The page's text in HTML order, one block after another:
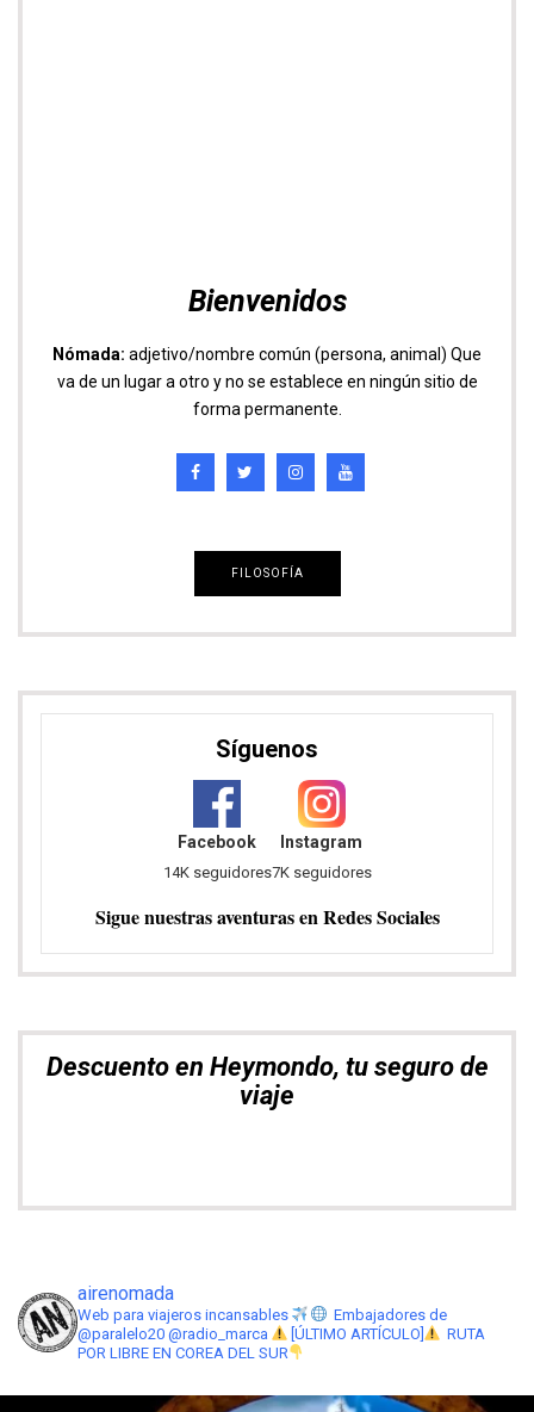
Bienvenidos
Nómada: adjetivo/nombre común (persona, animal) Que
va de un lugar a otro y no se establece en ningún sitio de
forma permanente.
FILOSOFÍA
Síguenos
Facebook
14K seguidores
Instagram
7K seguidores
Sigue nuestras aventuras en Redes Sociales
Descuento en Heymondo, tu seguro de
viaje
airenomada
Web para viajeros incansables
Embajadores de
@paralelo20 @radio_marca
[ÚLTIMO ARTÍCULO]
RUTA
POR LIBRE EN COREA DEL SUR